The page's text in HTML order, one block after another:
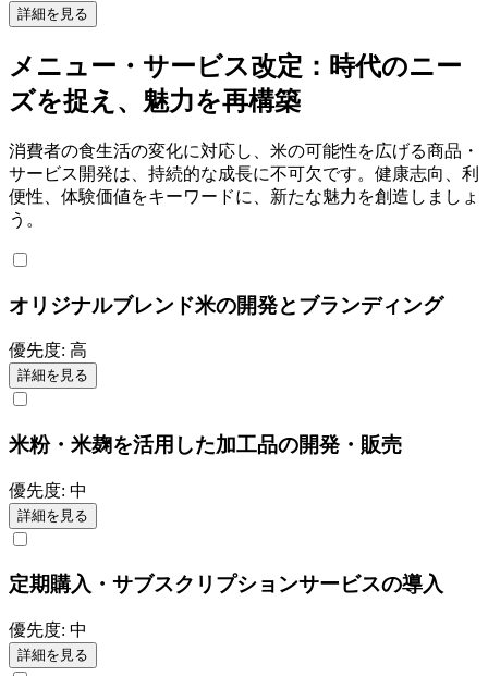
詳細を見る
メニュー・サービス改定：時代のニー
ズを捉え、魅力を再構築
消費者の食生活の変化に対応し、米の可能性を広げる商品・
サービス開発は、持続的な成長に不可欠です。健康志向、利
便性、体験価値をキーワードに、新たな魅力を創造しましょ
う。
オリジナルブレンド米の開発とブランディング
優先度: 高
詳細を見る
米粉・米麹を活用した加工品の開発・販売
優先度: 中
詳細を見る
定期購入・サブスクリプションサービスの導入
優先度: 中
詳細を見る